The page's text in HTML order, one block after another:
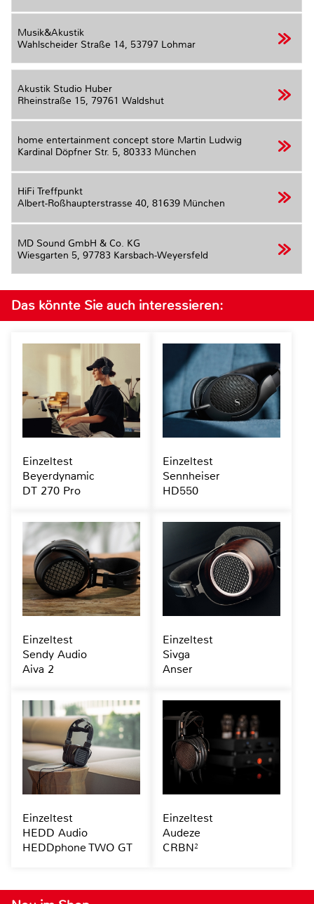
Musik&Akustik
Wahlscheider Straße 14, 53797 Lohmar
Akustik Studio Huber
Rheinstraße 15, 79761 Waldshut
home entertainment concept store Martin Ludwig
Kardinal Döpfner Str. 5, 80333 München
HiFi Treffpunkt
Albert-Roßhaupterstrasse 40, 81639 München
MD Sound GmbH & Co. KG
Wiesgarten 5, 97783 Karsbach-Weyersfeld
Das könnte Sie auch interessieren:
Einzeltest
Beyerdynamic
DT 270 Pro
Einzeltest
Sennheiser
HD550
Einzeltest
Sendy Audio
Aiva 2
Einzeltest
Sivga
Anser
Einzeltest
HEDD Audio
HEDDphone TWO GT
Einzeltest
Audeze
CRBN²